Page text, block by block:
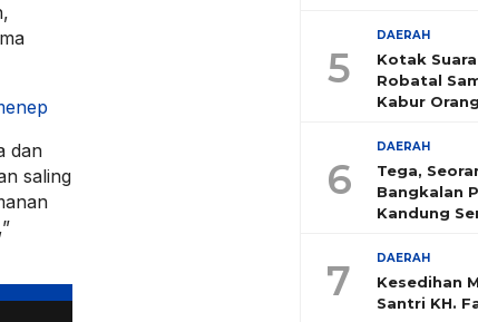
dan
saling
5
DAERAH
Kotak
Robatal
Kabur
6
DAERAH
Tega,
Bangkalan
Kandung
7 DAERAH
Kesedihan
Santri KH.